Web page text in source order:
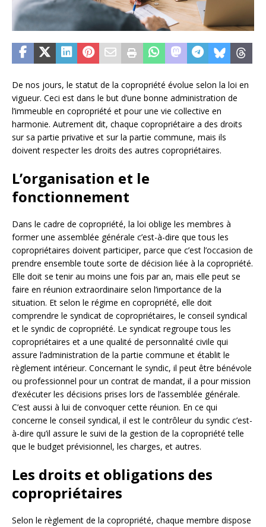
De nos jours, le statut de la copropriété évolue selon la loi en
vigueur. Ceci est dans le but d’une bonne administration de
l’immeuble en copropriété et pour une vie collective en
harmonie. Autrement dit, chaque copropriétaire a des droits
sur sa partie privative et sur la partie commune, mais ils
doivent respecter les droits des autres copropriétaires.
L’organisation et le
fonctionnement
Dans le cadre de copropriété, la loi oblige les membres à
former une assemblée générale c’est-à-dire que tous les
copropriétaires doivent participer, parce que c’est l’occasion de
prendre ensemble toute sorte de décision liée à la copropriété.
Elle doit se tenir au moins une fois par an, mais elle peut se
faire en réunion extraordinaire selon l’importance de la
situation. Et selon le régime en copropriété, elle doit
comprendre le syndicat de copropriétaires, le conseil syndical
et le syndic de copropriété. Le syndicat regroupe tous les
copropriétaires et a une qualité de personnalité civile qui
assure l’administration de la partie commune et établit le
règlement intérieur. Concernant le syndic, il peut être bénévole
ou professionnel pour un contrat de mandat, il a pour mission
d’exécuter les décisions prises lors de l’assemblée générale.
C’est aussi à lui de convoquer cette réunion. En ce qui
concerne le conseil syndical, il est le contrôleur du syndic c’est-
à-dire qu’il assure le suivi de la gestion de la copropriété telle
que le budget prévisionnel, les charges, et autres.
Les droits et obligations des
copropriétaires
Selon le règlement de la copropriété, chaque membre dispose